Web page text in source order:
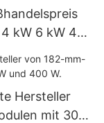
kW 6 kW 48
Hersteller
mit 300